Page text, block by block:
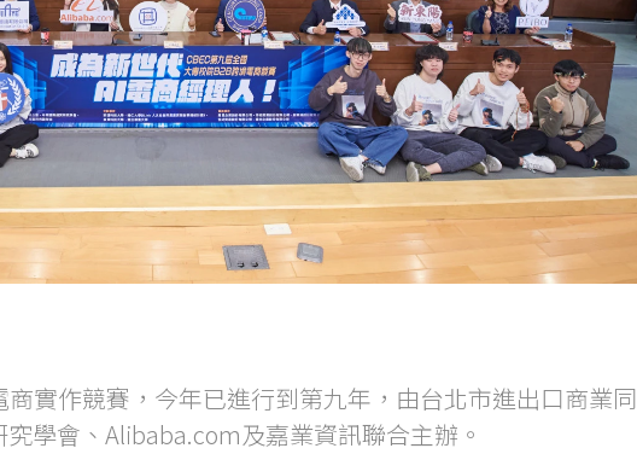
實作競賽，今年已進行到第九年，由台北市進出口商業同
學會、Alibaba.com及嘉業資訊聯合主辦。